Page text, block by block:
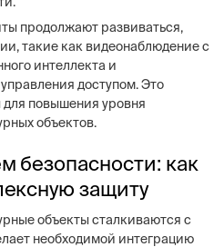
продолжают развиваться,
такие как видеонаблюдение с
интеллекта и
доступом. Это
повышения уровня
объектов.
безопасности: как
защиту
объекты сталкиваются с
необходимой интеграцию